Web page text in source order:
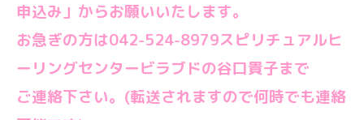
申込み」からお願いいたします。
お急ぎの方は042-524-8979スピリチュアルヒ
ーリングセンタービラブドの谷口貴子まで
ご連絡下さい。(転送されますので何時でも連絡